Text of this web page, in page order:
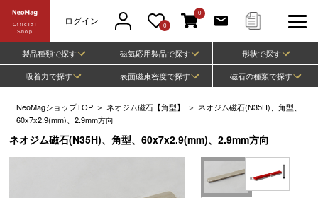
Official
Shop
ログイン 0
0
製品種類で探す 磁気応用製品で探す
形状で探す
吸着力で探す
表面磁束密度で探す 磁石の種類で探す
NeoMagショップTOP ＞ ネオジム磁石【角型】 ＞ ネオジム磁石(N35H)、角型、
60x7x2.9(mm)、2.9mm方向
ネオジム磁石(N35H)、角型、60x7x2.9(mm)、2.9mm方向